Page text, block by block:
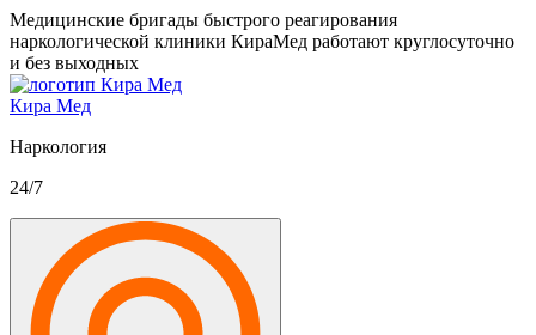
Медицинские бригады быстрого реагирования
наркологической клиники КираМед работают круглосуточно
и без выходных
Кира Мед
Наркология
24/7